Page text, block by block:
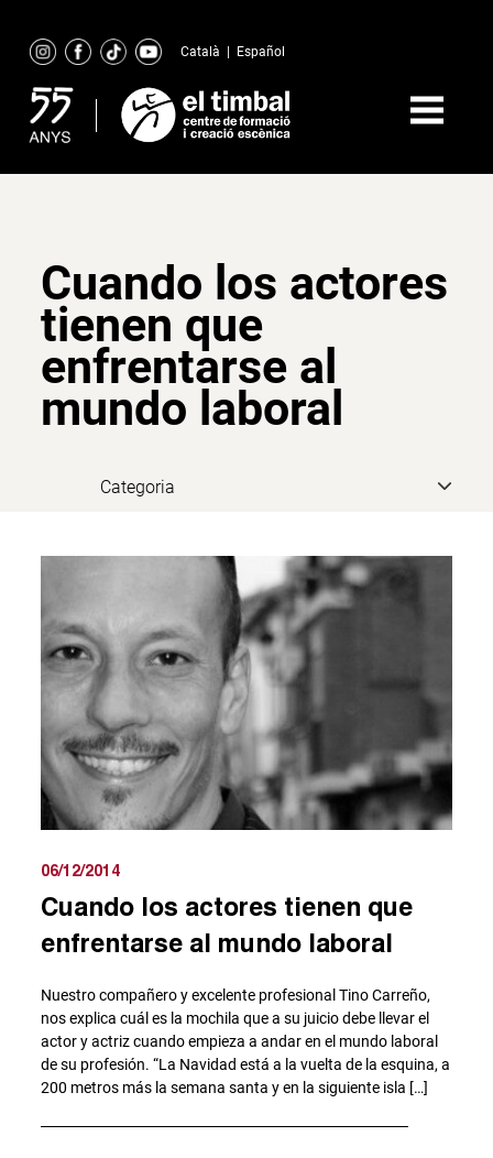
content
Català Español
Cuando los actores
tienen que
enfrentarse al
mundo laboral
06/12/2014
Cuando los actores tienen que
enfrentarse al mundo laboral
Nuestro compañero y excelente profesional Tino Carreño,
nos explica cuál es la mochila que a su juicio debe llevar el
actor y actriz cuando empieza a andar en el mundo laboral
de su profesión. “La Navidad está a la vuelta de la esquina, a
200 metros más la semana santa y en la siguiente isla […]